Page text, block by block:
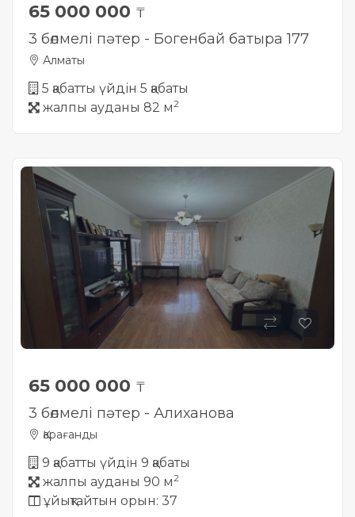
65 000 000 ₸
3 бөлмелі пәтер - Богенбай батыра 177
Алматы
5 қабатты үйдін 5 қабаты
жалпы ауданы 82 м2
65 000 000 ₸
3 бөлмелі пәтер - Алиханова
Қарағанды
9 қабатты үйдін 9 қабаты
жалпы ауданы 90 м2
ұйықтайтын орын: 37